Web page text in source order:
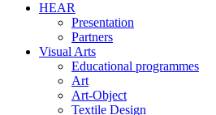
HEAR
Presentation
Partners
Visual Arts
Educational programmes
Art
Art-Object
Textile Design